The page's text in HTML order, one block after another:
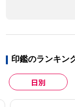
印鑑のランキン
日別